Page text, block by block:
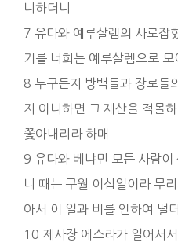
니하더니
7 유다와 예루살렘의 사로잡
기를 너희는 예루살렘으로 모
8 누구든지 방백들과 장로들
지 아니하면 그 재산을 적몰
쫓아내리라 하매
9 유다와 베냐민 모든 사람이
니 때는 구월 이십일이라 무
아서 이 일과 비를 인하여 떨
10 제사장 에스라가 일어서